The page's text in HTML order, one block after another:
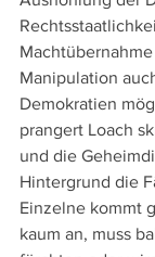
Manipulation
Demokratien
prangert Loach
und die
Hintergrund die
Einzelne kommt
kaum an, muss